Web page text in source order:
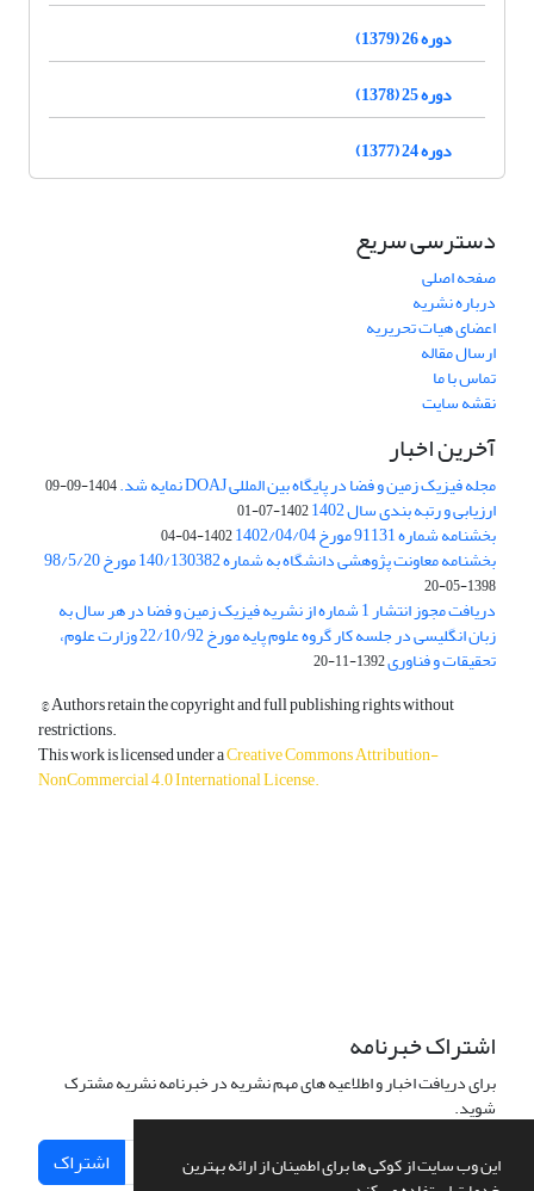
این وب سایت از کوکی ها برای اطمینان از ارائه بهترین
دوره 26 (1379)
دوره 25 (1378)
دوره 24 (1377)
دسترسی سریع
صفحه اصلی
درباره نشریه
اعضای هیات تحریریه
ارسال مقاله
تماس با ما
نقشه سایت
آخرین اخبار
مجله فیزیک زمین و فضا در پایگاه بین المللی DOAJ نمایه شد. 1404-09-09
ارزیابی و رتبه بندی سال 1402 1402-07-01
بخشنامه شماره 91131 مورخ 1402/04/04 1402-04-04
بخشنامه معاونت پژوهشی دانشگاه به شماره 140/130382 مورخ 98/5/20
1398-05-20
دریافت مجوز انتشار 1 شماره از نشریه فیزیک زمین و فضا در هر سال به
زبان انگلیسی در جلسه کار گروه علوم پایه مورخ 22/10/92 وزارت علوم،
تحقیقات و فناوری1392-11-20
© Authors retain the copyright and full publishing rights without
restrictions.
This work is licensed under aCreative Commons Attribution-
NonCommercial 4.0 International License.
اشتراک خبرنامه
برای دریافت اخبار و اطلاعیه های مهم نشریه در خبرنامه نشریه مشترک
شوید.
اشتراک